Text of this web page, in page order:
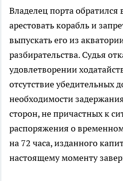
Владелец порта обратился
арестовать корабль и
выпускать его из
разбирательства. Судья
удовлетворении
отсутствие убедительных
необходимости
сторон, не причастных к
распоряжения о
на 72 часа, изданного
настоящему моменту